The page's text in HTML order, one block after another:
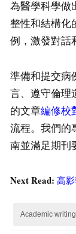
為醫學科學做
整性和結構化
例，激發對話
準備和提交病
言、遵守倫理
的文章編修校
流程。我們的
南並滿足期刊
Next Read: 高
Academic